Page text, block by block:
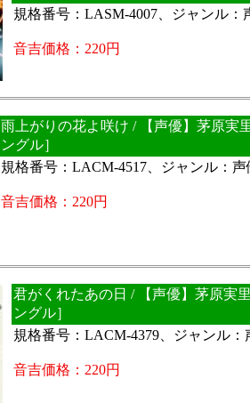
規格番号：LASM-4007、ジャンル：
音吉価格：220円
雨上がりの花よ咲け / 【声優】茅原実
ングル］
規格番号：LACM-4517、ジャンル：
音吉価格：220円
君がくれたあの日 / 【声優】茅原実
ングル］
規格番号：LACM-4379、ジャンル：
音吉価格：220円